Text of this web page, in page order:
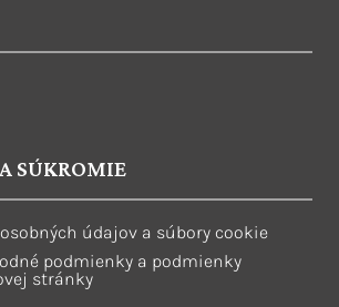
SÚKROMIE
údajov a súbory cookie
podmienky a podmienky
stránky